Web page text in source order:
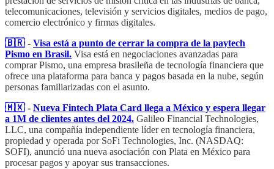
telecomunicaciones, televisión y servicios digitales, medios de pago,
comercio electrónico y firmas digitales.
🇧🇷- Visa está a punto de cerrar la compra de la paytech
Pismo en Brasil. Visa está en negociaciones avanzadas para
comprar Pismo, una empresa brasileña de tecnología financiera que
ofrece una plataforma para banca y pagos basada en la nube, según
personas familiarizadas con el asunto.
🇲🇽- Nueva Fintech Plata Card llega a México y espera llegar
a 1M de clientes antes del 2024. Galileo Financial Technologies,
LLC, una compañía independiente líder en tecnología financiera,
propiedad y operada por SoFi Technologies, Inc. (NASDAQ:
SOFI), anunció una nueva asociación con Plata en México para
procesar pagos y apoyar sus transacciones.